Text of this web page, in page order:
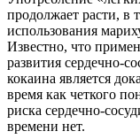
продолжает расти, в
использования
Известно, что
развития сердечно-
кокаина является
время как четкого
риска сердечно-
времени нет.